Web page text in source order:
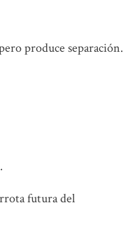
produce separación.
futura del